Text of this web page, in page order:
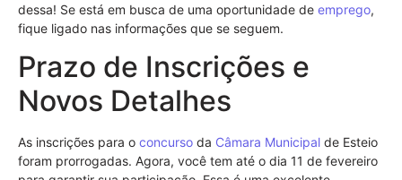
dessa! Se está em busca de uma oportunidade de emprego,
fique ligado nas informações que se seguem.
Prazo de Inscrições e
Novos Detalhes
As inscrições para o concurso da Câmara Municipal de Esteio
foram prorrogadas. Agora, você tem até o dia 11 de fevereiro